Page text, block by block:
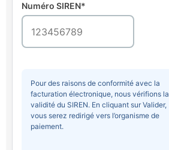
Numéro SIREN*
Pour des raisons de conformité avec la
facturation électronique, nous vérifions la
validité du SIREN. En cliquant sur Valider,
vous serez redirigé vers l’organisme de
paiement.